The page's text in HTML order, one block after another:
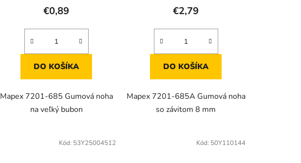
€0,89
DO KOŠÍKA
Mapex 7201-685 Gumová noha
na veľký bubon
€2,79
DO KOŠÍKA
Mapex 7201-685A Gumová noha
so závitom 8 mm
Kód: 53Y25004512 Kód: 50Y110144